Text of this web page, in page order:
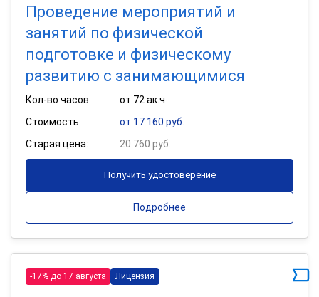
Проведение мероприятий и
занятий по физической
подготовке и физическому
развитию с занимающимися
Кол-во часов:
от 72 ак.ч
Стоимость:
от 17 160 руб.
Старая цена:
20 760 руб.
Получить удостоверение
Подробнее
-17% до 17 августа Лицензия